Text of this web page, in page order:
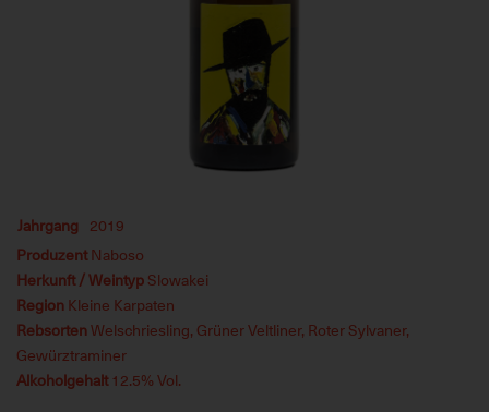
Jahrgang 2019
ProduzentNaboso
Herkunft / WeintypSlowakei
RegionKleine Karpaten
RebsortenWelschriesling, Grüner Veltliner, Roter Sylvaner,
Gewürztraminer
Alkoholgehalt12.5% Vol.